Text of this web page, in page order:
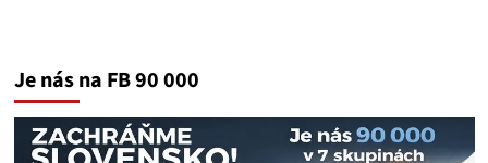
Je nás na FB 90 000